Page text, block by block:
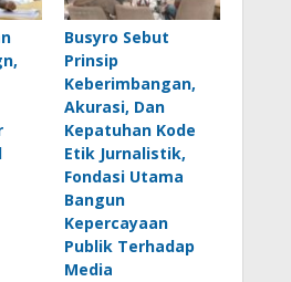
Busyro Sebut
Prinsip
Keberimbangan,
Akurasi, Dan
Kepatuhan Kode
Etik Jurnalistik,
Fondasi Utama
Bangun
Kepercayaan
Publik Terhadap
Media